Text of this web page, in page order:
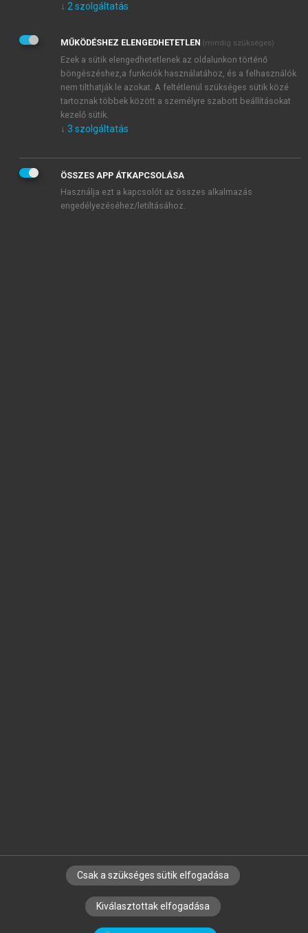
Kérek értesítést az Akadémiai Kiadó Zrt. újdonságairól,
Adatkezelési tájékoztatóbanfoglaltakat tudomásul
veszem és elfogadom.
Általános vásárlási feltételeket, valamint a szotar.netés a
mersz.huoldalak licencszerződéseiben foglaltakat
tudomásul veszem és elfogadom.
KIPRÓBÁLOM
SZERZŐKNEK CÉGEKNEK KÖNYVTÁROSOKNAK
SZERKESZTÉSI ÉS LEKTORÁLÁSI ALAPELVEK
↓ 2 szolgáltatás
MŰKÖDÉSHEZ ELENGEDHETETLEN (mindig szükséges)
Ezek a sütik elengedhetetlenek az oldalunkon történő
böngészéshez,a funkciók használatához, és a felhasználók
nem tilthatják le azokat. A feltétlenül szükséges sütik közé
tartoznak többek között a személyre szabott beállításokat
kezelő sütik.
↓ 3 szolgáltatás
ÖSSZES APP ÁTKAPCSOLÁSA
Használja ezt a kapcsolót az összes alkalmazás
engedélyezéséhez/letiltásához.
Csak a szükséges sütik elfogadása
Kiválasztottak elfogadása